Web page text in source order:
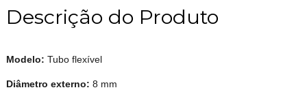
Descrição do Produto
Modelo: Tubo flexível
Diâmetro externo: 8 mm